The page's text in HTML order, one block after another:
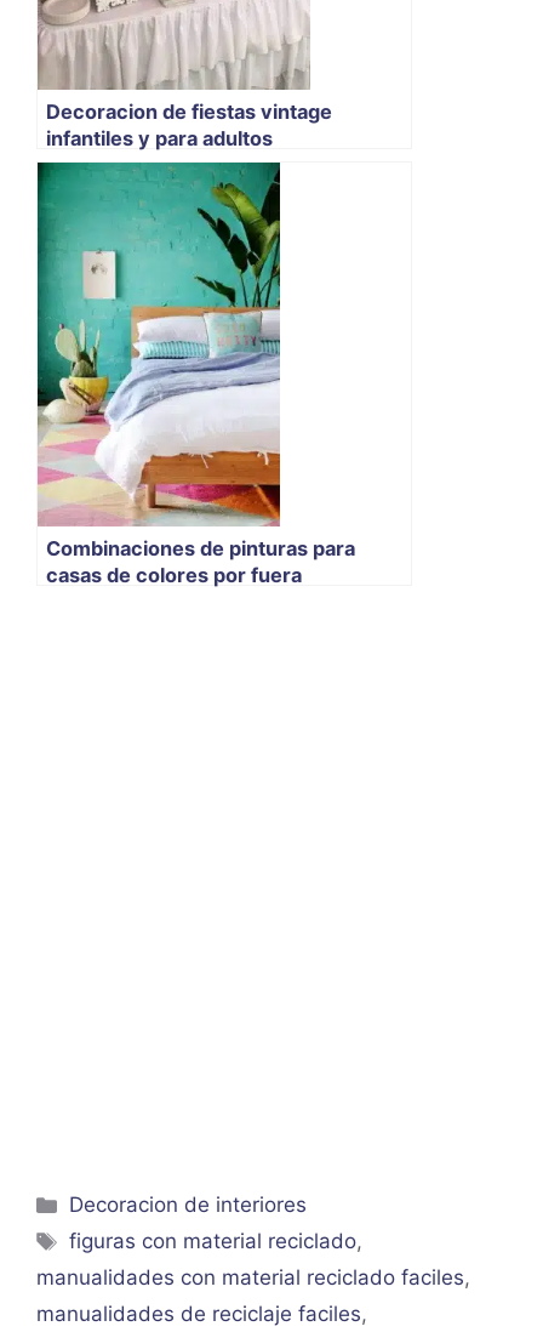
Decoracion de fiestas vintage
infantiles y para adultos
Combinaciones de pinturas para
casas de colores por fuera
Categorías
Decoracion de interiores
Etiquetas
figuras con material reciclado,
manualidades con material reciclado faciles,
manualidades de reciclaje faciles,